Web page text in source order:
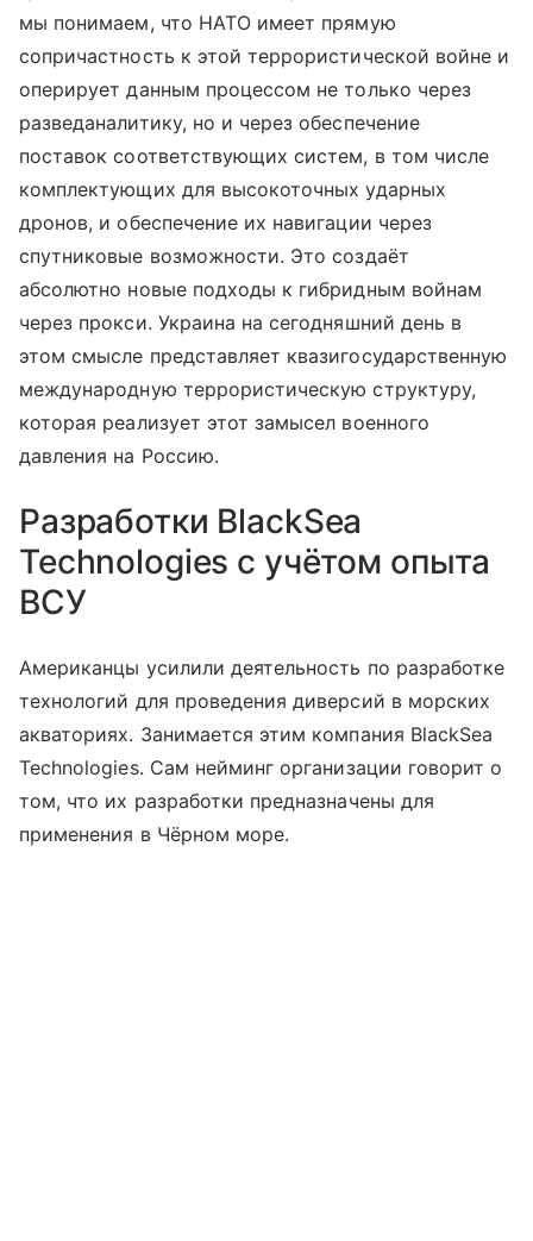
мы понимаем, что НАТО имеет прямую
сопричастность к этой террористической войне и
оперирует данным процессом не только через
разведаналитику, но и через обеспечение
поставок соответствующих систем, в том числе
комплектующих для высокоточных ударных
дронов, и обеспечение их навигации через
спутниковые возможности. Это создаёт
абсолютно новые подходы к гибридным войнам
через прокси. Украина на сегодняшний день в
этом смысле представляет квазигосударственную
международную террористическую структуру,
которая реализует этот замысел военного
давления на Россию.
Разработки BlackSea
Technologies с учётом опыта
ВСУ
Американцы усилили деятельность по разработке
технологий для проведения диверсий в морских
акваториях. Занимается этим компания BlackSea
Technologies. Сам нейминг организации говорит о
том, что их разработки предназначены для
применения в Чёрном море.